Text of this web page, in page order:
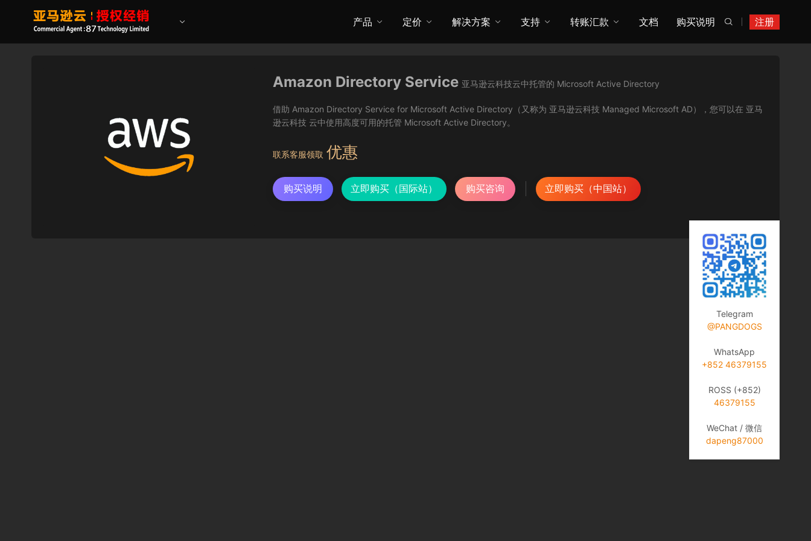
注册

产品 定价 解决方案 支持 转账汇款 文档 购买说明
Amazon Directory Service 亚马逊云科技云中托管的 Microsoft Active Directory
借助 Amazon Directory Service for Microsoft Active Directory（又称为 亚马逊云科技 Managed Microsoft AD），您可以在 亚马
逊云科技 云中使用高度可用的托管 Microsoft Active Directory。
联系客服领取 优惠
购买说明 立即购买（国际站） 购买咨询 立即购买（中国站）
Telegram
@PANGDOGS
WhatsApp
+852 46379155
ROSS (+852)
46379155
WeChat / 微信
dapeng87000